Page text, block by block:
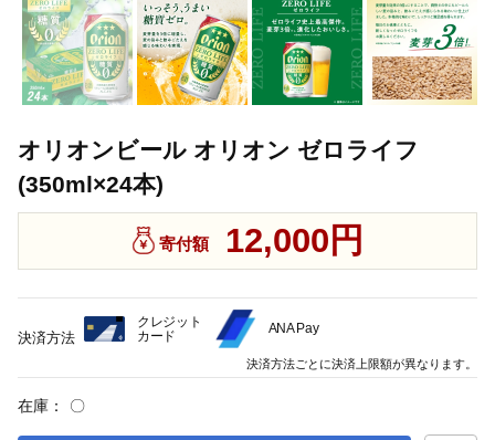
オリオンビール オリオン ゼロライフ
(350ml×24本)
寄付額 12,000円
在庫： 〇
決済方法
クレジット
カード
ANA Pay
決済方法ごとに決済上限額が異なります。